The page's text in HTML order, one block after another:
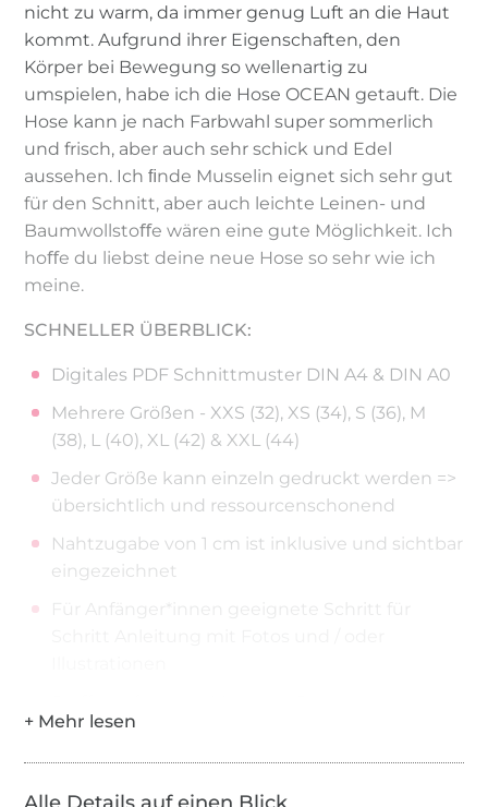
nicht zu warm, da immer genug Luft an die Haut
kommt. Aufgrund ihrer Eigenschaften, den
Körper bei Bewegung so wellenartig zu
umspielen, habe ich die Hose OCEAN getauft. Die
Hose kann je nach Farbwahl super sommerlich
und frisch, aber auch sehr schick und Edel
aussehen. Ich ﬁnde Musselin eignet sich sehr gut
für den Schnitt, aber auch leichte Leinen- und
Baumwollstoﬀe wären eine gute Möglichkeit. Ich
hoﬀe du liebst deine neue Hose so sehr wie ich
meine.
SCHNELLER ÜBERBLICK:
Digitales PDF Schnittmuster DIN A4 & DIN A0
Mehrere Größen - XXS (32), XS (34), S (36), M
(38), L (40), XL (42) & XXL (44)
Jeder Größe kann einzeln gedruckt werden =>
übersichtlich und ressourcenschonend
Nahtzugabe von 1 cm ist inklusive und sichtbar
eingezeichnet
Für Anfänger*innen geeignete Schritt für
Baumwoll- oder Leinenstoﬀe
Stoﬀverbrauch bei 1,40 m Stoﬀbreite => XXS-
XXL = 2,60 m